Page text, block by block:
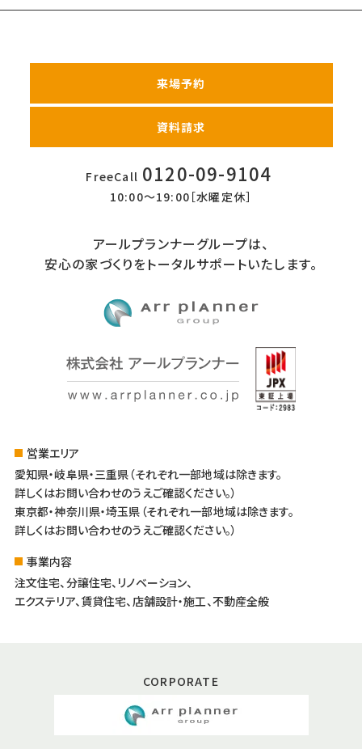
来場予約
資料請求
FreeCall 0120-09-9104
10:00〜19:00［水曜定休］
アールプランナーグループは、
安心の家づくりをトータルサポートいたします。
営業エリア
愛知県・岐阜県・三重県（それぞれ一部地域は除きます。
詳しくはお問い合わせのうえご確認ください。）
東京都・神奈川県・埼玉県（それぞれ一部地域は除きます。
詳しくはお問い合わせのうえご確認ください。）
事業内容
注文住宅、分譲住宅、リノベーション、
エクステリア、賃貸住宅、店舗設計・施工、不動産全般
CORPORATE